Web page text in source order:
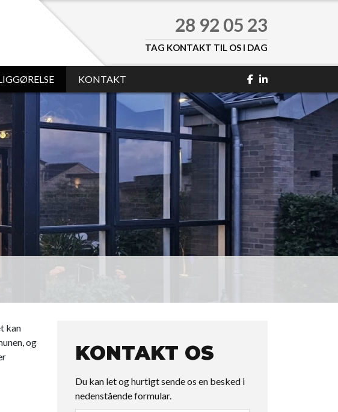
28 92 05 23
TAG KONTAKT TIL OS I DAG
KONTAKT
kan
og
KONTAKT OS
Du kan let og hurtigt sende os en besked i
nedenstående formular.